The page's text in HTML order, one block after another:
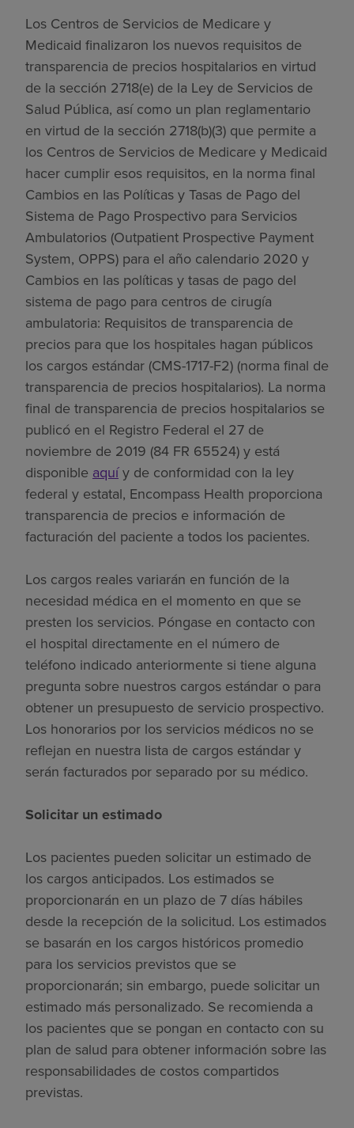
Los Centros de Servicios de Medicare y
Medicaid finalizaron los nuevos requisitos de
transparencia de precios hospitalarios en virtud
de la sección 2718(e) de la Ley de Servicios de
Salud Pública, así como un plan reglamentario
en virtud de la sección 2718(b)(3) que permite a
los Centros de Servicios de Medicare y Medicaid
hacer cumplir esos requisitos, en la norma final
Cambios en las Políticas y Tasas de Pago del
Sistema de Pago Prospectivo para Servicios
Ambulatorios (Outpatient Prospective Payment
System, OPPS) para el año calendario 2020 y
Cambios en las políticas y tasas de pago del
sistema de pago para centros de cirugía
ambulatoria: Requisitos de transparencia de
precios para que los hospitales hagan públicos
los cargos estándar (CMS-1717-F2) (norma final de
transparencia de precios hospitalarios). La norma
final de transparencia de precios hospitalarios se
publicó en el Registro Federal el 27 de
noviembre de 2019 (84 FR 65524) y está
disponible aquíy de conformidad con la ley
federal y estatal, Encompass Health proporciona
transparencia de precios e información de
facturación del paciente a todos los pacientes.
Los cargos reales variarán en función de la
necesidad médica en el momento en que se
presten los servicios. Póngase en contacto con
el hospital directamente en el número de
teléfono indicado anteriormente si tiene alguna
pregunta sobre nuestros cargos estándar o para
obtener un presupuesto de servicio prospectivo.
Los honorarios por los servicios médicos no se
reflejan en nuestra lista de cargos estándar y
serán facturados por separado por su médico.
Solicitar un estimado
Los pacientes pueden solicitar un estimado de
los cargos anticipados. Los estimados se
proporcionarán en un plazo de 7 días hábiles
desde la recepción de la solicitud. Los estimados
se basarán en los cargos históricos promedio
para los servicios previstos que se
proporcionarán; sin embargo, puede solicitar un
estimado más personalizado. Se recomienda a
los pacientes que se pongan en contacto con su
plan de salud para obtener información sobre las
responsabilidades de costos compartidos
previstas.